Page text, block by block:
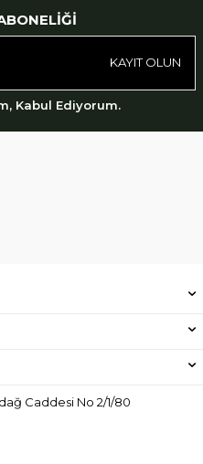
KAYIT OLUN
Kabul Ediyorum.
Caddesi No 2/1/80